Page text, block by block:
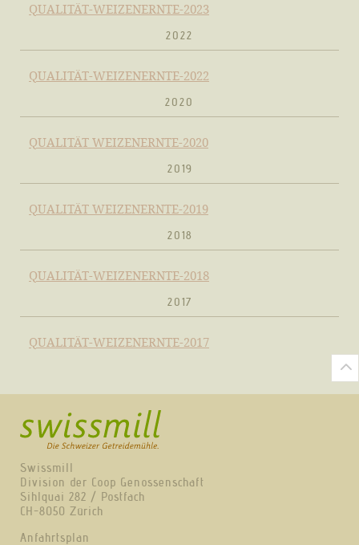
QUALITÄT-WEIZENERNTE-2023
2022
QUALITÄT-WEIZENERNTE-2022
2020
QUALITÄT WEIZENERNTE-2020
2019
QUALITÄT WEIZENERNTE-2019
2018
QUALITÄT-WEIZENERNTE-2018
2017
QUALITÄT-WEIZENERNTE-2017
Swissmill
Division der Coop Genossenschaft
Sihlquai 282 / Postfach
CH-8050 Zürich
Anfahrtsplan